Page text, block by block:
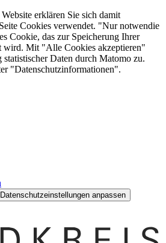
erklären Sie sich damit
Cookies verwendet. "Nur notwendie
Cookie, das zur Speicherung Ihrer
wird. Mit "Alle Cookies akzeptieren"
statistischer Daten durch Matomo zu.
"Datenschutzinformationen".
Datenschutzeinstellungen anpassen